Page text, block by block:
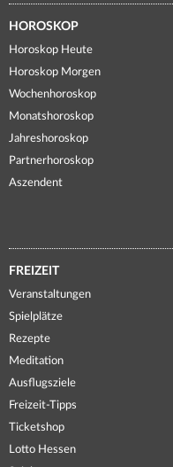
HOROSKOP
Horoskop Heute
Horoskop Morgen
Wochenhoroskop
Monatshoroskop
Jahreshoroskop
Partnerhoroskop
Aszendent
FREIZEIT
Veranstaltungen
Spielplätze
Rezepte
Meditation
Ausflugsziele
Freizeit-Tipps
Ticketshop
Lotto Hessen